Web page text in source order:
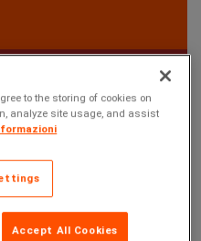
industriel
to the storing of cookies on
analyze site usage, and assist
Accept All Cookies